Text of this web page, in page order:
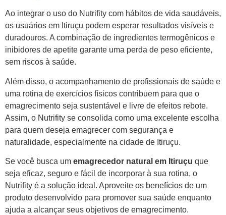
Ao integrar o uso do Nutrifity com hábitos de vida saudáveis,
os usuários em Itiruçu podem esperar resultados visíveis e
duradouros. A combinação de ingredientes termogênicos e
inibidores de apetite garante uma perda de peso eficiente,
sem riscos à saúde.
Além disso, o acompanhamento de profissionais de saúde e
uma rotina de exercícios físicos contribuem para que o
emagrecimento seja sustentável e livre de efeitos rebote.
Assim, o Nutrifity se consolida como uma excelente escolha
para quem deseja emagrecer com segurança e
naturalidade, especialmente na cidade de Itiruçu.
Se você busca um emagrecedor natural em Itiruçu que
seja eficaz, seguro e fácil de incorporar à sua rotina, o
Nutrifity é a solução ideal. Aproveite os benefícios de um
produto desenvolvido para promover sua saúde enquanto
ajuda a alcançar seus objetivos de emagrecimento.